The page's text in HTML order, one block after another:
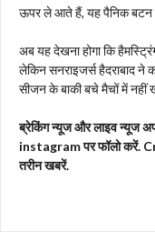
ऊपर ले आते हैं, यह पैनिक बटन
अब यह देखना होगा कि
लेकिन सनराइजर्स हैदराबाद
सीजन के बाकी बचे मैचों में नहीं
ब्रेकिंग न्यूज और लाइव न्यूज
instagram पर फॉलो करें.
तरीन खबरें.